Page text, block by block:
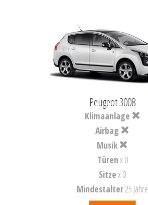
Peugeot 3008
Klimaanlage
Airbag
Musik
Türenx 0
Sitzex 0
Mindestalter25 Jahre